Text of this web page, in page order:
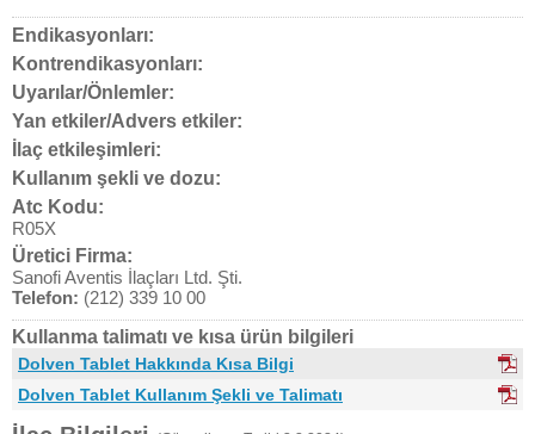
Endikasyonları:
Kontrendikasyonları:
Uyarılar/Önlemler:
Yan etkiler/Advers etkiler:
İlaç etkileşimleri:
Kullanım şekli ve dozu:
Atc Kodu:
R05X
Üretici Firma:
Sanofi Aventis İlaçları Ltd. Şti.
Telefon: (212) 339 10 00
Kullanma talimatı ve kısa ürün bilgileri
Dolven Tablet Hakkında Kısa Bilgi
Dolven Tablet Kullanım Şekli ve Talimatı